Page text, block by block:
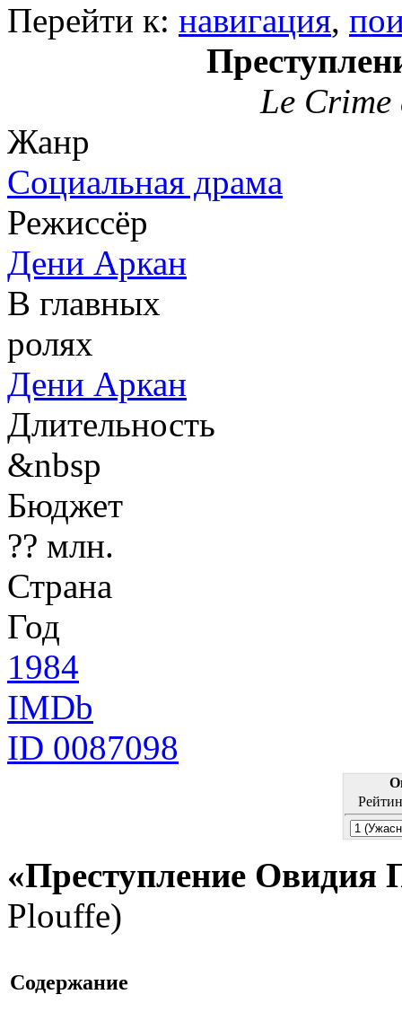
Перейти к: навигация,
Le Crime
Жанр
Социальная драма
Режиссёр
Дени Аркан
В главных
ролях
Дени Аркан
Длительность
&nbsp
Бюджет
?? млн.
Страна
Год
1984
IMDb
ID 0087098
«Преступление Овидия
Plouffe)
Содержание